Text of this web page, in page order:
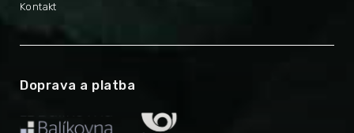
Kontakt
Doprava a platba